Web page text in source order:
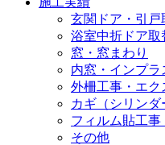
玄関ドア・引戸
浴室中折ドア取
窓・窓まわり
内窓・インプラ
外柵工事・エク
カギ（シリンダ
フィルム貼工事
その他